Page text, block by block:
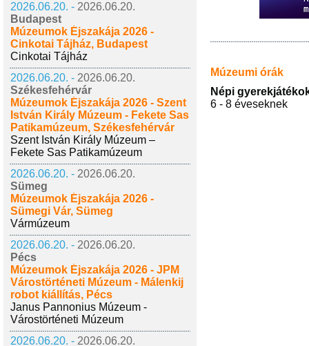
2026.06.20. - 2026.06.20.
Budapest
Múzeumok Éjszakája 2026 -
Cinkotai Tájház, Budapest
Cinkotai Tájház
2026.06.20. - 2026.06.20.
Székesfehérvár
Múzeumok Éjszakája 2026 - Szent
István Király Múzeum - Fekete Sas
Patikamúzeum, Székesfehérvár
Szent István Király Múzeum –
Fekete Sas Patikamúzeum
2026.06.20. - 2026.06.20.
Sümeg
Múzeumok Éjszakája 2026 -
Sümegi Vár, Sümeg
Vármúzeum
2026.06.20. - 2026.06.20.
Pécs
Múzeumok Éjszakája 2026 - JPM
Várostörténeti Múzeum - Málenkij
robot kiállítás, Pécs
Janus Pannonius Múzeum -
Várostörténeti Múzeum
2026.06.20. - 2026.06.20.
Múzeumi órák
Népi
6 - 8 éveseknek